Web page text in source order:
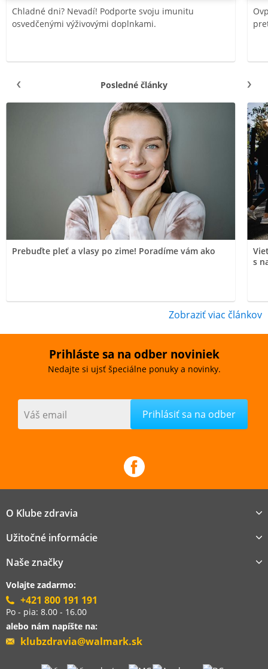
Chladné dni? Nevadí! Podporte svoju imunitu
osvedčenými výživovými doplnkami.
Posledné články
Prebuďte pleť a vlasy po zime! Poradíme vám ako
s
Zobraziť viac článkov
Prihláste sa na odber noviniek
Nedajte si ujsť špeciálne ponuky a novinky.
Váš email
O Klube zdravia
Užitočné informácie
Naše značky
Volajte zadarmo:
+421 800 191 191
Po - pia: 8.00 - 16.00
alebo nám napíšte na:
klubzdravia@walmark.sk